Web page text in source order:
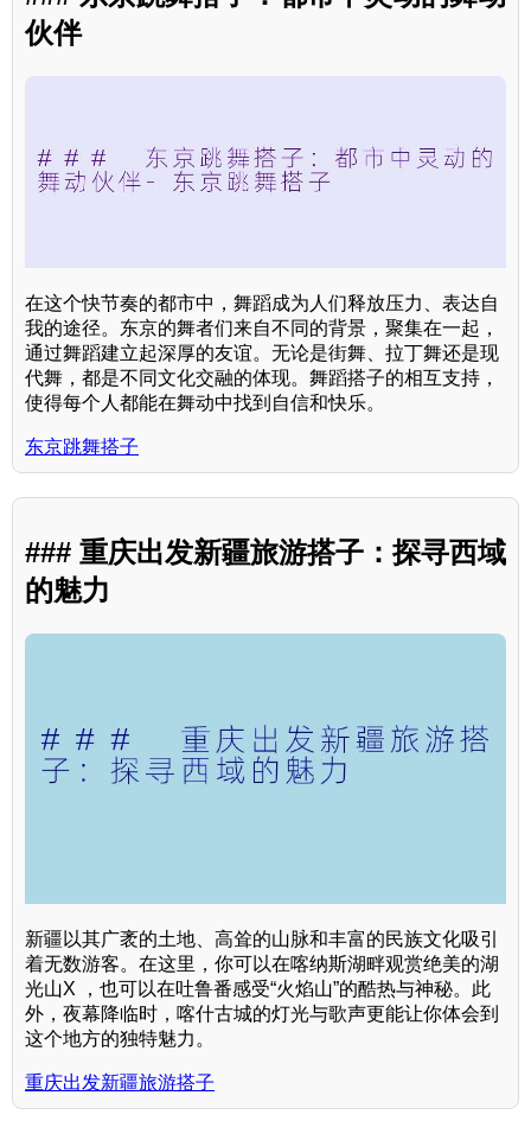
伙伴
在这个快节奏的都市中，舞蹈成为人们释放压力、表达自
我的途径。东京的舞者们来自不同的背景，聚集在一起，
通过舞蹈建立起深厚的友谊。无论是街舞、拉丁舞还是现
代舞，都是不同文化交融的体现。舞蹈搭子的相互支持，
使得每个人都能在舞动中找到自信和快乐。
东京跳舞搭子
### 重庆出发新疆旅游搭子：探寻西域
的魅力
新疆以其广袤的土地、高耸的山脉和丰富的民族文化吸引
着无数游客。在这里，你可以在喀纳斯湖畔观赏绝美的湖
光山X ，也可以在吐鲁番感受“火焰山”的酷热与神秘。此
外，夜幕降临时，喀什古城的灯光与歌声更能让你体会到
这个地方的独特魅力。
重庆出发新疆旅游搭子